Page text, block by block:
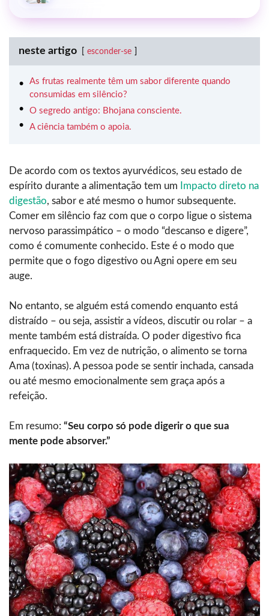
neste artigo esconder-se
As frutas realmente têm um sabor diferente quando
consumidas em silêncio?
O segredo antigo: Bhojana consciente.
A ciência também o apoia.
De acordo com os textos ayurvédicos, seu estado de
espírito durante a alimentação tem um
Impacto direto na
digestão, sabor e até mesmo o humor subsequente.
Comer em silêncio faz com que o corpo ligue o sistema
nervoso parassimpático – o modo “descanso e digere”,
como é comumente conhecido. Este é o modo que
permite que o fogo digestivo ou Agni opere em seu
auge.
No entanto, se alguém está comendo enquanto está
distraído – ou seja, assistir a vídeos, discutir ou rolar – a
mente também está distraída. O poder digestivo fica
enfraquecido. Em vez de nutrição, o alimento se torna
Ama (toxinas). A pessoa pode se sentir inchada, cansada
ou até mesmo emocionalmente sem graça após a
refeição.
Em resumo: “Seu corpo só pode digerir o que sua
mente pode absorver.”